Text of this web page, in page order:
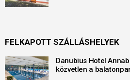
FELKAPOTT SZÁLLÁSHELYEK
Danubius Hotel
közvetlen a